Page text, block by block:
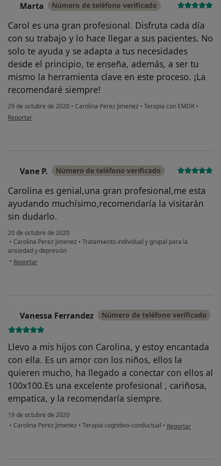
Marta Número de teléfono verificado
Carol es una gran profesional. Disfruta cada día
con su trabajo y lo hace llegar a sus pacientes. No
solo te ayuda y se adapta a tus necesidades
desde el principio, te enseña, además, a ser tu
mismo la herramienta clave en este proceso. ¡La
recomendaré siempre!
29 de octubre de 2020 • Carolina Perez Jimenez • Terapia con EMDR •
en opinión del usuario Marta
Reportar
Vane P. Número de teléfono verificado
Carolina es genial,una gran profesional,me esta
ayudando muchísimo,recomendaría la visitarán
sin dudarlo.
20 de octubre de 2020
• Carolina Perez Jimenez • Tratamiento individual y grupal para la
ansiedad y depresión
• en opinión del usuario Vane P.
Reportar
Vanessa Ferrandez Número de teléfono verificado
Llevo a mis hijos con Carolina, y estoy encantada
con ella. Es un amor con los niños, ellos la
quieren mucho, ha llegado a conectar con ellos al
100x100.Es una excelente profesional , cariñosa,
empatica, y la recomendaría siempre.
19 de octubre de 2020
• Carolina Perez Jimenez • Terapia cognitivo-conductual • en opinión del
Reportar